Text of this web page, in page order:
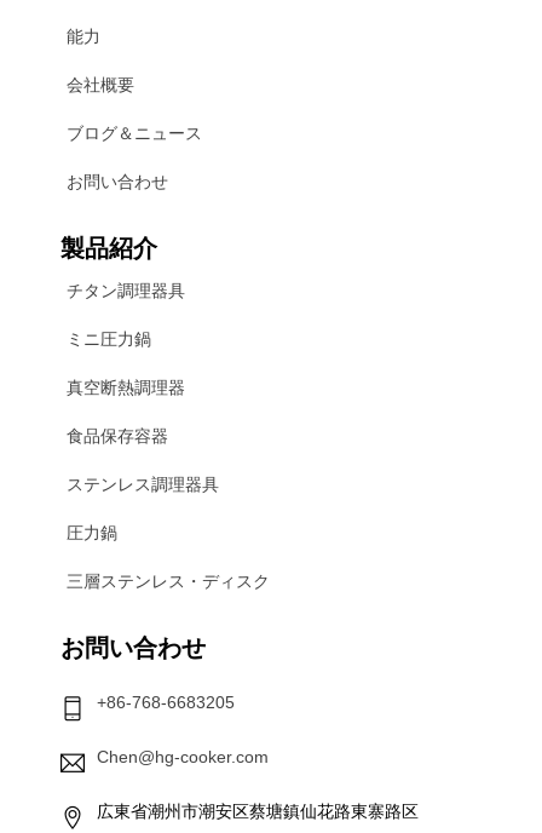
能力
会社概要
ブログ＆ニュース
お問い合わせ
製品紹介
チタン調理器具
ミニ圧力鍋
真空断熱調理器
食品保存容器
ステンレス調理器具
圧力鍋
三層ステンレス・ディスク
お問い合わせ
+86-768-6683205
Chen@hg-cooker.com
広東省潮州市潮安区蔡塘鎮仙花路東寨路区